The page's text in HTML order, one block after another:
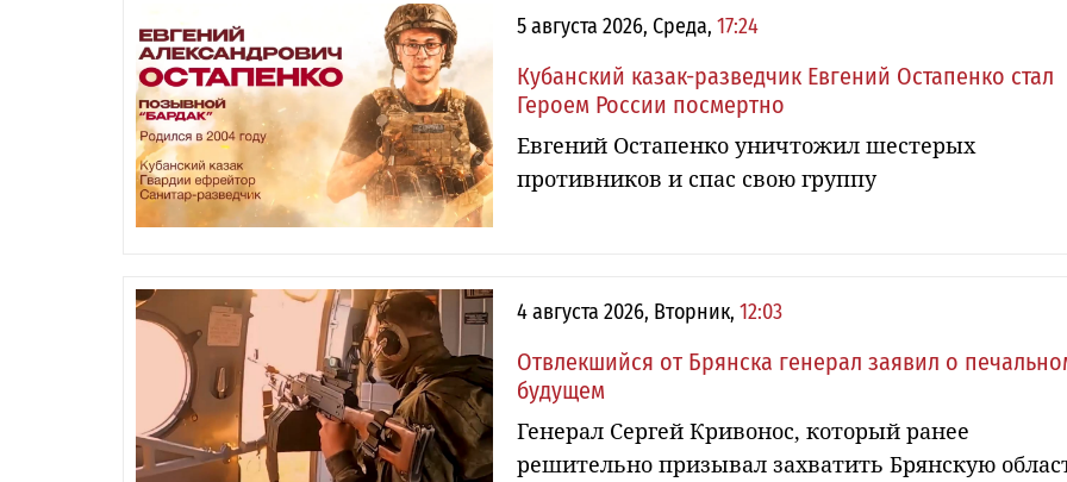
5 августа 2026, Среда, 17:24
Кубанский казак-разведчик Евгений Остапенко стал
Героем России посмертно
Евгений Остапенко уничтожил шестерых
противников и спас свою группу
4 августа 2026, Вторник, 12:03
Отвлекшийся от Брянска генерал заявил о
будущем
Генерал Сергей Кривонос, который ранее
решительно призывал захватить Брянскую